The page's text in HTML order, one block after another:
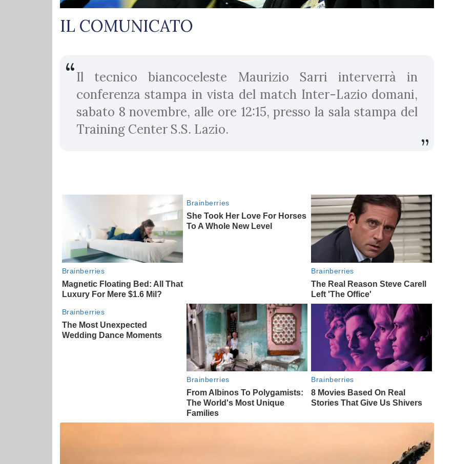
IL COMUNICATO
Il tecnico biancoceleste Maurizio Sarri interverrà in
conferenza stampa in vista del match Inter-Lazio domani,
sabato 8 novembre, alle ore 12:15, presso la sala stampa del
Training Center S.S. Lazio.